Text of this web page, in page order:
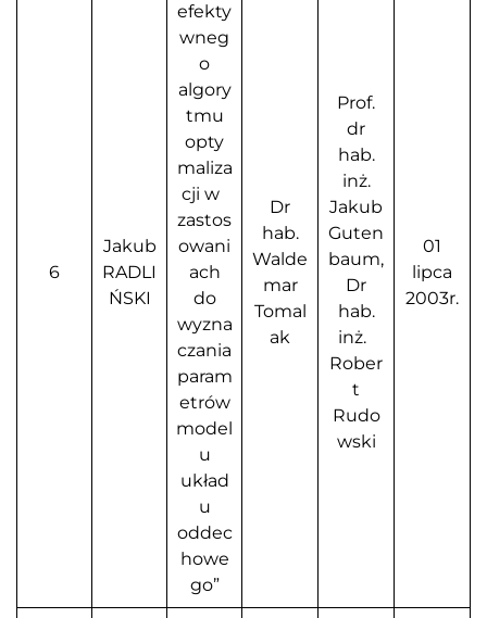
6
Jakub
RADLI
ŃSKI
efekty
wneg
o
algory
tmu
opty
maliza
cji w
zastos
owani
ach
do
wyzna
czania
param
etrów
model
u
układ
u
oddec
howe
go”
Dr
hab.
Walde
mar
Tomal
ak
Prof.
dr
hab.
inż.
Jakub
Guten
baum,
Dr
hab.
inż.
Rober
t
Rudo
wski
01
lipca
2003r.